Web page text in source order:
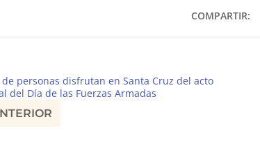
COMPARTIR:
personas disfrutan en Santa Cruz del acto
del Día de las Fuerzas Armadas